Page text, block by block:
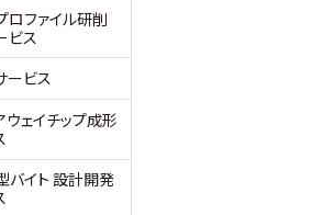
ロファイル研削
ビス
ービス
ウェイチップ成形
バイト 設計開発